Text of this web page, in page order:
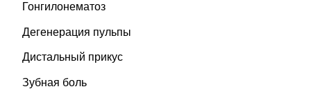
Гонгилонематоз
Дегенерация пульпы
Дистальный прикус
Зубная боль